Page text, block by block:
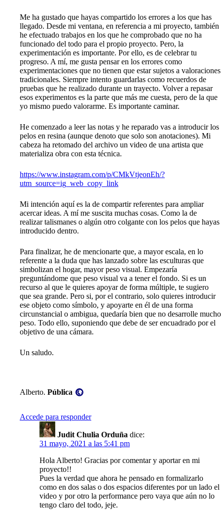
Me ha gustado que hayas compartido los errores a los que has
llegado. Desde mi ventana, en referencia a mi proyecto, también
he efectuado trabajos en los que he comprobado que no ha
funcionado del todo para el propio proyecto. Pero, la
experimentación es importante. Por ello, es de celebrar tu
progreso. A mí, me gusta pensar en los errores como
experimentaciones que no tienen que estar sujetos a valoraciones
tradicionales. Siempre intento guardarlas como recuerdos de
pruebas que he realizado durante un trayecto. Volver a repasar
esos experimentos es la parte que más me cuesta, pero de la que
yo mismo puedo valorarme. Es importante caminar.
He comenzado a leer las notas y he reparado vas a introducir los
pelos en resina (aunque denoto que solo son anotaciones). Mi
cabeza ha retomado del archivo un video de una artista que
materializa obra con esta técnica.
https://www.instagram.com/p/CMkVtjeonEh/?
utm_source=ig_web_copy_link
Mi intención aquí es la de compartir referentes para ampliar
acercar ideas. A mí me suscita muchas cosas. Como la de
realizar talismanes o algún otro colgante con los pelos que hayas
introducido dentro.
Para finalizar, he de mencionarte que, a mayor escala, en lo
referente a la duda que has lanzado sobre las esculturas que
simbolizan el hogar, mayor peso visual. Empezaría
preguntándome que peso visual va a tener el fondo. Si es un
recurso al que le quieres apoyar de forma múltiple, te sugiero
que sea grande. Pero si, por el contrario, solo quieres introducir
ese objeto como símbolo, y apoyarte en él de una forma
circunstancial o ambigua, quedaría bien que no desarrolle mucho
peso. Todo ello, suponiendo que debe de ser encuadrado por el
objetivo de una cámara.
Un saludo.
Alberto. Pública
Accede para responder
Judit Chulia Orduña dice:
31 mayo, 2021 a las 5:41 pm
Hola Alberto! Gracias por comentar y aportar en mi
proyecto!!
Pues la verdad que ahora he pensado en formalizarlo
como en dos salas o dos espacios diferentes por un lado el
video y por otro la performance pero vaya que aún no lo
tengo claro del todo, jeje.